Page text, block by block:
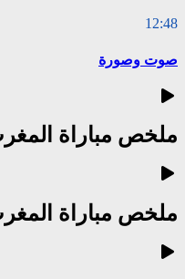
12:48
صوت وصورة
ملخص مباراة
ملخص مباراة